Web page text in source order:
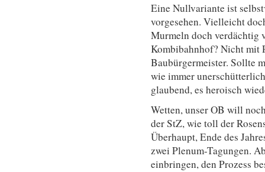
Eine Nullvariante ist
vorgesehen. Vielleicht
Murmeln doch verdächtig
Kombibahnhof? Nicht mit
Baubürgermeister. Sollte
wie immer
glaubend, es heroisch
Wetten, unser OB will
der StZ, wie toll der
Überhaupt, Ende des
zwei Plenum-Tagungen.
einbringen, den Prozess